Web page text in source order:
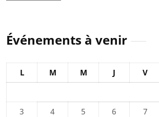
Événements à venir
L M M J V
3
4 5 6 7